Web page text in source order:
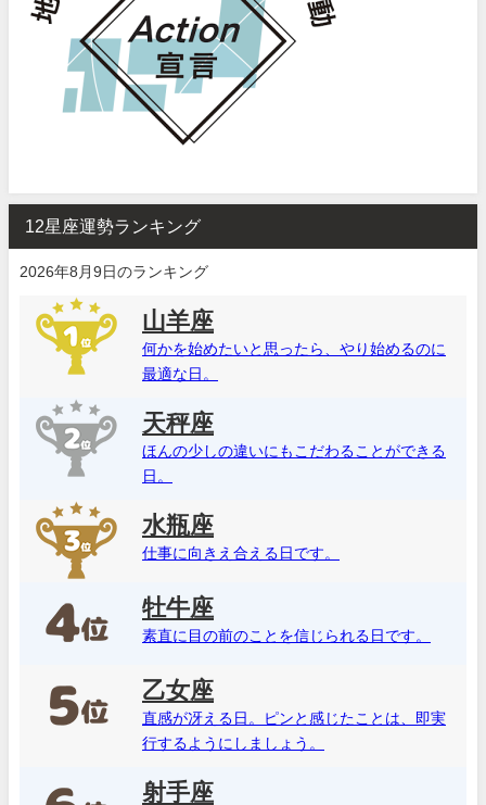
12星座運勢ランキング
2026年8月9日のランキング
山羊座
何かを始めたいと思ったら、やり始めるのに
最適な日。
天秤座
ほんの少しの違いにもこだわることができる
日。
水瓶座
仕事に向きえ合える日です。
牡牛座
素直に目の前のことを信じられる日です。
乙女座
直感が冴える日。ピンと感じたことは、即実
行するようにしましょう。
射手座